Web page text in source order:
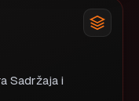
Sadržaja i